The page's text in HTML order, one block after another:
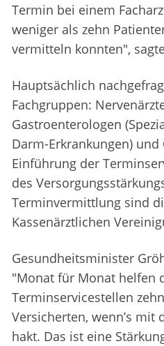
Termin bei einem
weniger als zehn
vermitteln konnten",
Hauptsächlich
Fachgruppen:
Gastroenterologen
Darm-Erkrankungen)
Einführung der
des
Terminvermittlung sind
Kassenärztlichen
Gesundheitsminister
"Monat für Monat helfen
Terminservicestellen
Versicherten, wenn’s mit
hakt. Das ist eine